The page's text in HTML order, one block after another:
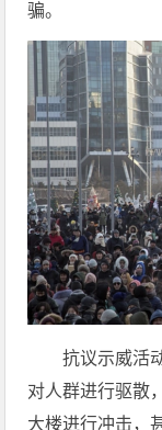
骗。
抗议示威活
对人群进行驱散
大楼进行冲击，